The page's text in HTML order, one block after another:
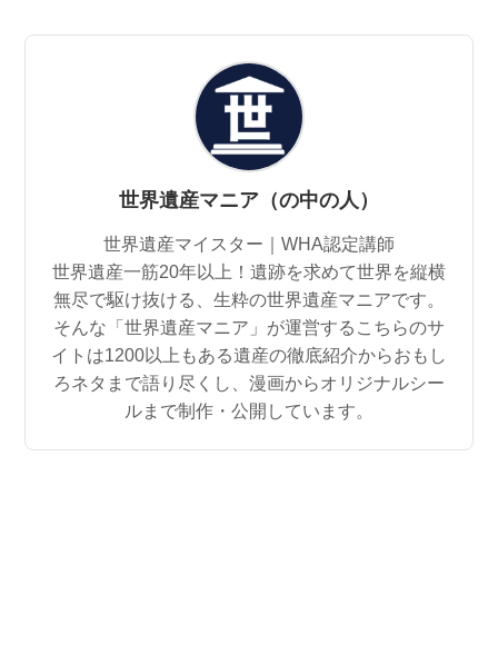
世界遺産マニア（の中の人）
世界遺産マイスター｜WHA認定講師
世界遺産一筋20年以上！遺跡を求めて世界を縦横
無尽で駆け抜ける、生粋の世界遺産マニアです。
そんな「世界遺産マニア」が運営するこちらのサ
イトは1200以上もある遺産の徹底紹介からおもし
ろネタまで語り尽くし、漫画からオリジナルシー
ルまで制作・公開しています。